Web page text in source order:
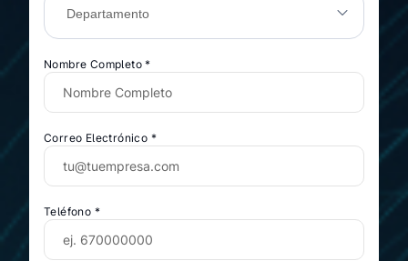
Nombre Completo *
Correo Electrónico *
Teléfono *